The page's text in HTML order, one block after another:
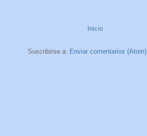
Inicio
Suscribirse a: Enviar comentarios (Atom)